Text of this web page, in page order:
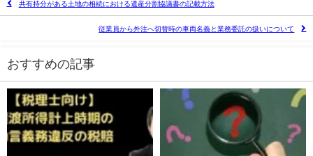
共有持分がある土地の相続における遺産分割協議書の記載方法
従業員から外注へ切替時の車両名義と業務委託の扱いについて
おすすめの記事